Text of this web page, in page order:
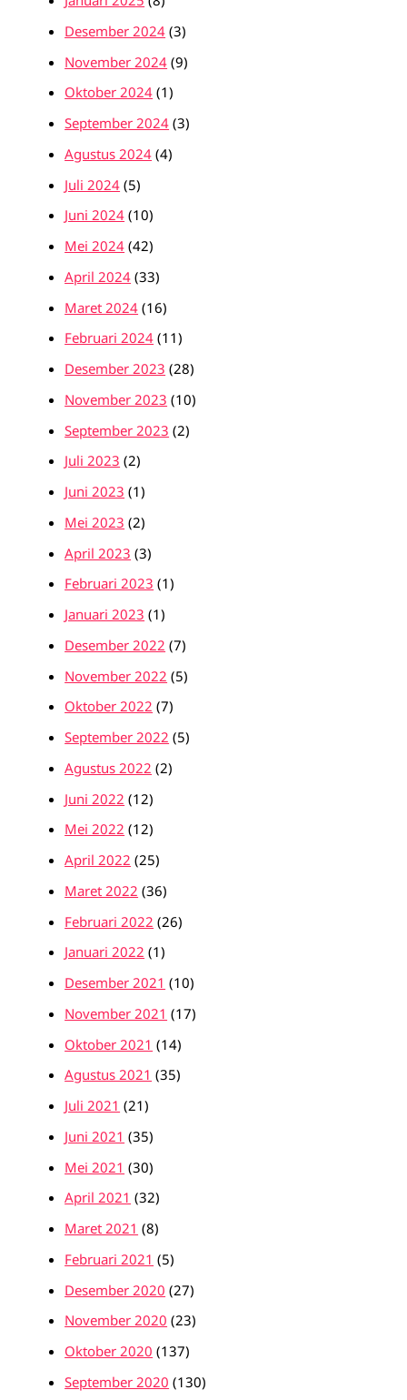
Desember 2024 (3)
November 2024 (9)
Oktober 2024 (1)
September 2024 (3)
Agustus 2024 (4)
Juli 2024 (5)
Juni 2024 (10)
Mei 2024 (42)
April 2024 (33)
Maret 2024 (16)
Februari 2024 (11)
Desember 2023 (28)
November 2023 (10)
September 2023 (2)
Juli 2023 (2)
Juni 2023 (1)
Mei 2023 (2)
April 2023 (3)
Februari 2023 (1)
Januari 2023 (1)
Desember 2022 (7)
November 2022 (5)
Oktober 2022 (7)
September 2022 (5)
Agustus 2022 (2)
Juni 2022 (12)
Mei 2022 (12)
April 2022 (25)
Maret 2022 (36)
Februari 2022 (26)
Januari 2022 (1)
Desember 2021 (10)
November 2021 (17)
Oktober 2021 (14)
Agustus 2021 (35)
Juli 2021 (21)
Juni 2021 (35)
Mei 2021 (30)
April 2021 (32)
Maret 2021 (8)
Februari 2021 (5)
Desember 2020 (27)
November 2020 (23)
Oktober 2020 (137)
September 2020 (130)